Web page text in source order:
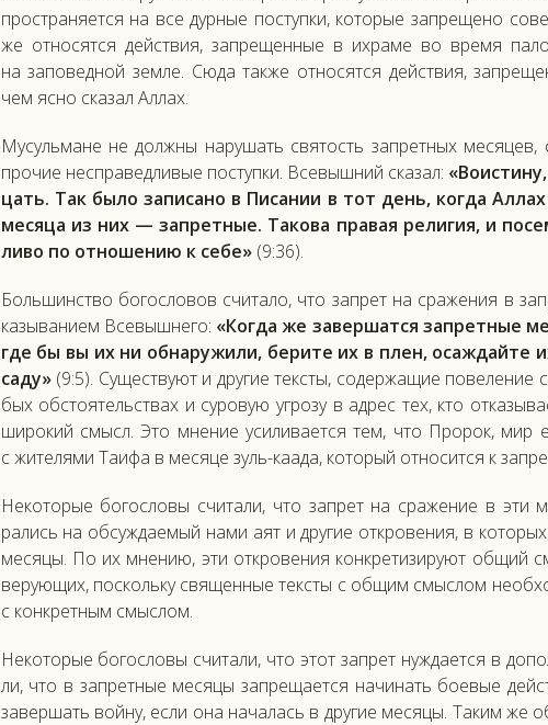
простра­ня­ет­ся на все дур­ные пос­тупки, ко­торые зап­ре­щено
же от­но­сят­ся дей­ствия, зап­ре­щен­ные в их­ра­ме во вре­мя
на за­повед­ной зем­ле. Сю­да так­же от­но­сят­ся дей­ствия,
чем яс­но ска­зал Ал­лах.
Му­суль­ма­не не дол­жны на­рушать свя­тость зап­ретных
про­чие нес­пра­вед­ли­вые пос­тупки. Все­выш­ний ска­зал:
цать. Так бы­ло за­писа­но в Пи­сании в тот день, ког­да
ме­сяца из них — зап­ретные. Та­кова пра­вая ре­лигия, и
ли­во по от­но­шению к се­бе»(9:36).
Боль­шинс­тво бо­гос­ло­вов счи­тало, что зап­рет на сра­жения в
ка­зыва­ни­ем Все­выш­не­го: «Ког­да же за­вер­шатся зап­ретные
где бы вы их ни об­на­ружи­ли, бе­рите их в плен, осаж­дай­те
саду»(9:5). Су­щес­тву­ют и дру­гие тек­сты, со­дер­жа­щие
бых об­сто­ятель­ствах и су­ровую уг­ро­зу в ад­рес тех, кто
ши­рокий смысл. Это мне­ние уси­лива­ет­ся тем, что Про­рок, мир
с жи­теля­ми Та­ифа в ме­сяце зуль-ка­ада, ко­торый от­но­сит­ся к
Не­кото­рые бо­гос­ло­вы счи­тали, что зап­рет на сра­жение в
рались на об­сужда­емый на­ми а­ят и дру­гие от­кро­вения, в
ме­сяцы. По их мне­нию, эти от­кро­вения кон­кре­тизи­ру­ют об­щий
веру­ющих, пос­коль­ку свя­щен­ные тек­сты с об­щим смыс­лом
с кон­крет­ным смыс­лом.
Не­кото­рые бо­гос­ло­вы счи­тали, что этот зап­рет нуж­да­ет­ся в
ли, что в зап­ретные ме­сяцы зап­ре­ща­ет­ся на­чинать бо­евые
за­вер­шать вой­ну, ес­ли она на­чалась в дру­гие ме­сяцы. Та­ким